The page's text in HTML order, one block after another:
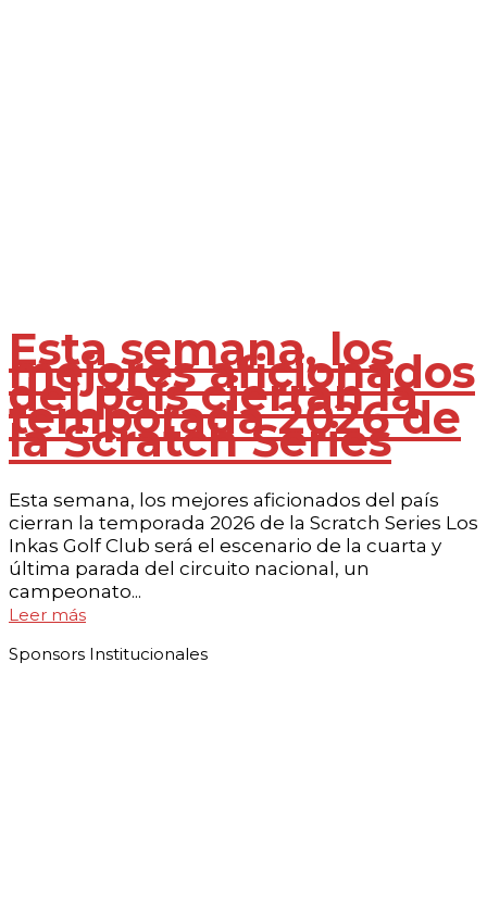
Esta semana, los
mejores aficionados
del país cierran la
temporada 2026 de
la Scratch Series
Esta semana, los mejores aficionados del país
cierran la temporada 2026 de la Scratch Series Los
Inkas Golf Club será el escenario de la cuarta y
última parada del circuito nacional, un
campeonato...
Leer más
Sponsors Institucionales